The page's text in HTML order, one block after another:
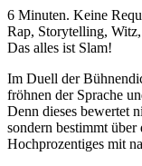
6 Minuten. Keine
Rap, Storytelling,
Das alles ist Slam!
Im Duell der
fröhnen der Sprache
Denn dieses bewertet
sondern bestimmt
Hochprozentiges mit